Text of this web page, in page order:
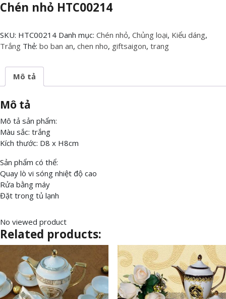
Chén nhỏ HTC00214
SKU: HTC00214 Danh mục: Chén nhỏ, Chủng loại, Kiểu dáng,
Trắng Thẻ: bo ban an, chen nho, giftsaigon, trang
Mô tả
Mô tả
Mô tả sản phẩm:
Màu sắc: trắng
Kích thước: D8 x H8cm
Sản phẩm có thể:
Quay lò vi sóng nhiệt độ cao
Rửa bằng máy
Đặt trong tủ lạnh
No viewed product
Related products: